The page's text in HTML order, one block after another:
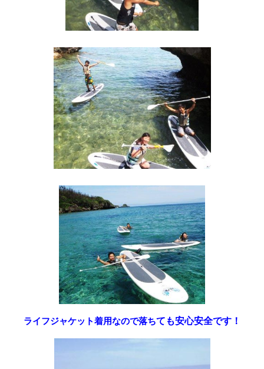
ライフジャケット着用なので落ちても安心安全です！